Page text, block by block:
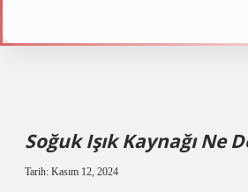
Soğuk Işık Kaynağı Ne
Tarih: Kasım 12, 2024